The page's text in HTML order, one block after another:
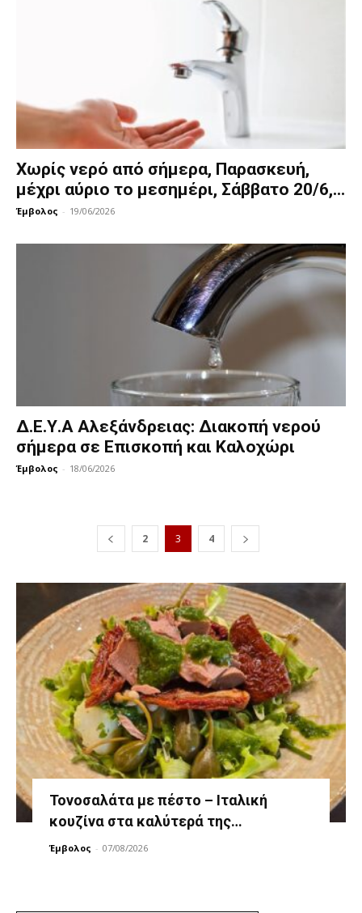
Χωρίς νερό από σήμερα, Παρασκευή,
μέχρι αύριο το μεσημέρι, Σάββατο 20/6,...
Έμβολος - 19/06/2026
Δ.Ε.Υ.Α Αλεξάνδρειας: Διακοπή νερού
σήμερα σε Επισκοπή και Καλοχώρι
Έμβολος - 18/06/2026
2 3 4
Τονοσαλάτα με πέστο – Ιταλική
κουζίνα στα καλύτερά της…
Έμβολος - 07/08/2026